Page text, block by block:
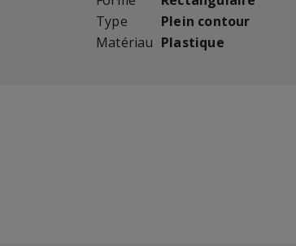
Type
Plein contour
Matériau Plastique